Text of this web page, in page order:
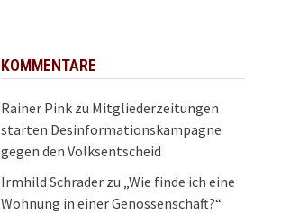
KOMMENTARE
Rainer Pink zu Mitgliederzeitungen
starten Desinformationskampagne
gegen den Volksentscheid
Irmhild Schrader zu „Wie finde ich eine
Wohnung in einer Genossenschaft?“